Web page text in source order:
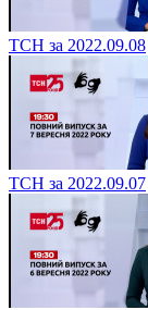
ТСН за 2022.09.08
ТСН за 2022.09.07